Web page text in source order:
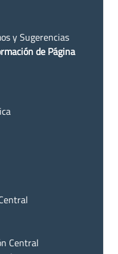
y Sugerencias
de Página
Central